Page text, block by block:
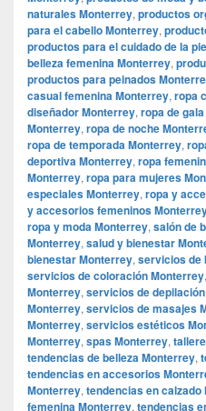
naturales Monterrey, productos
para el cabello Monterrey,
productos para el cuidado de la
belleza femenina Monterrey,
productos para peinados
casual femenina Monterrey, ropa
diseñador Monterrey, ropa de
Monterrey, ropa de noche
ropa de temporada Monterrey,
deportiva Monterrey, ropa
Monterrey, ropa para mujeres
especiales Monterrey, ropa y
y accesorios femeninos
ropa y moda Monterrey, salón de
Monterrey, salud y bienestar
bienestar Monterrey, servicios de
servicios de coloración Monterrey,
Monterrey, servicios de
Monterrey, servicios de masajes
Monterrey, servicios estéticos
Monterrey, spas Monterrey,
tendencias de belleza Monterrey,
tendencias en accesorios
Monterrey, tendencias en calzado
femenina Monterrey, tendencias